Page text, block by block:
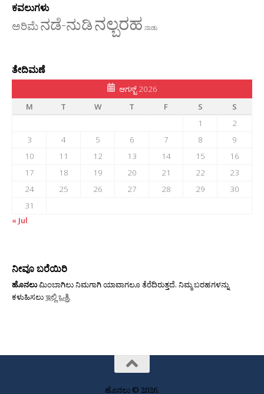
ಕವಲುಗಳು
ಅರಿಮೆನಡೆ-ನುಡಿನಲ್ಬರಹ ನಾಡು
ತೇದಿಮಣೆ
ಆಗಸ್ಟ್ 2026
M
T W T F S
S
1
2
3
4 5 6 7 8
9
10
11 12 13 14 15
16
17
18 19 20 21 22
23
24
25 26 27 28 29
30
31
« Jul
ನೀವೂ ಬರೆಯಿರಿ
ಹೊನಲುಮಿಂಬಾಗಿಲು ನಿಮಗಾಗಿ ಯಾವಾಗಲೂ ತೆರೆದಿರುತ್ತದೆ. ನಿಮ್ಮ ಬರಹಗಳನ್ನು
ಕಳುಹಿಸಲುಇಲ್ಲಿ ಒತ್ತಿ.
ಹೊನಲು © 2026.